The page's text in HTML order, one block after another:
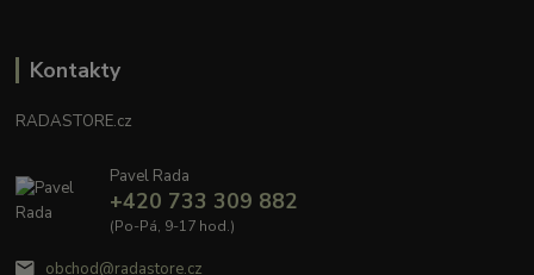
Kontakty
RADASTORE.cz
Pavel Rada
+420 733 309 882
(Po-Pá, 9-17 hod.)
obchod@radastore.cz